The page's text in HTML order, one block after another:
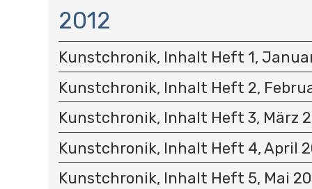
A
V
I
G
A
T
I
O
N
2012
Kunstchronik, Inhalt Heft 1,
Kunstchronik, Inhalt Heft 2,
Kunstchronik, Inhalt Heft 3, März
Kunstchronik, Inhalt Heft 4, April
Kunstchronik, Inhalt Heft 5, Mai